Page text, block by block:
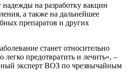
на разработку вакцин
а также на дальнейшее
препаратов и других
станет относительно
предотвратить и лечить», –
эксперт ВОЗ по чрезвычайным